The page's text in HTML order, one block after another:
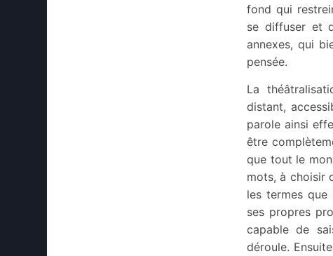
fond qui
se diffuser et
annexes, qui
pensée.
La
distant,
parole ainsi
être
que tout le
mots, à choisir
les termes que
ses propres
capable de
déroule.